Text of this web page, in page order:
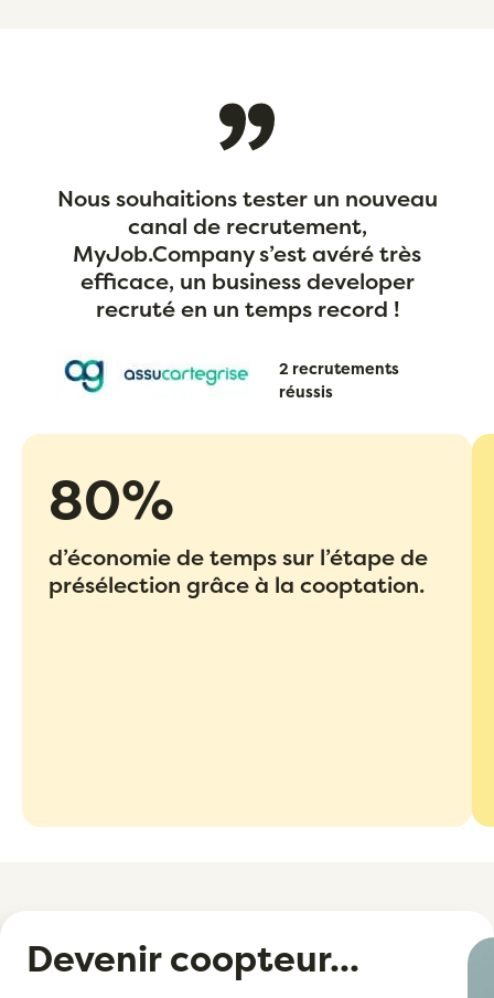
Nous souhaitions tester un nouveau
canal de recrutement,
MyJob.Company s’est avéré très
efficace, un business developer
recruté en un temps record !
2 recrutements
réussis
80%
d’économie de temps sur l’étape de
présélection grâce à la cooptation.
Devenir coopteur...